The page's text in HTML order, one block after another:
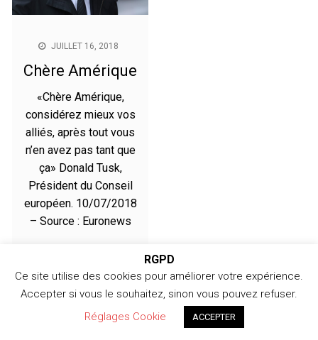
JUILLET 16, 2018
Chère Amérique
«Chère Amérique,
considérez mieux vos
alliés, après tout vous
n’en avez pas tant que
ça» Donald Tusk,
Président du Conseil
européen. 10/07/2018
– Source : Euronews
Copyright © 2026 366jours - Copyright 2024 /
366jours.com
RGPD
Ce site utilise des cookies pour améliorer votre expérience.
Accepter si vous le souhaitez, sinon vous pouvez refuser.
Réglages Cookie
ACCEPTER